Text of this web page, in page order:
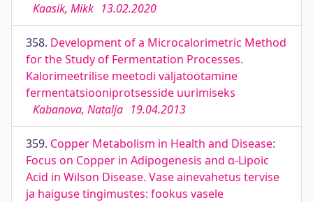
Kaasik, Mikk 13.02.2020
358. Development of a Microcalorimetric Method
for the Study of Fermentation Processes.
Kalorimeetrilise meetodi väljatöötamine
fermentatsiooniprotsesside uurimiseks
Kabanova, Natalja 19.04.2013
359. Copper Metabolism in Health and Disease:
Focus on Copper in Adipogenesis and α-Lipoic
Acid in Wilson Disease. Vase ainevahetus tervise
ja haiguse tingimustes: fookus vasele